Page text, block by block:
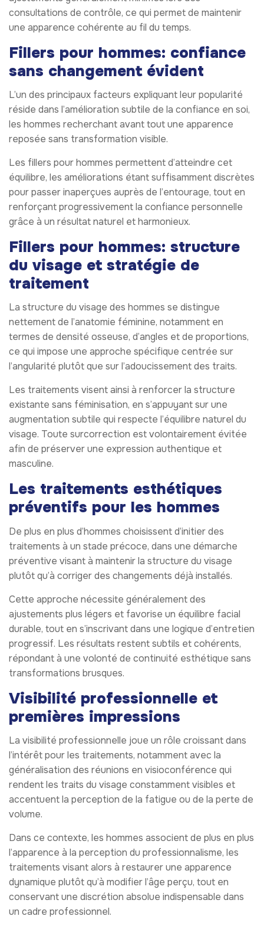
consultations de contrôle, ce qui permet de maintenir
une apparence cohérente au fil du temps.
Fillers pour hommes: confiance
sans changement évident
L’un des principaux facteurs expliquant leur popularité
réside dans l’amélioration subtile de la confiance en soi,
les hommes recherchant avant tout une apparence
reposée sans transformation visible.
Les fillers pour hommes permettent d’atteindre cet
équilibre, les améliorations étant suffisamment discrètes
pour passer inaperçues auprès de l’entourage, tout en
renforçant progressivement la confiance personnelle
grâce à un résultat naturel et harmonieux.
Fillers pour hommes: structure
du visage et stratégie de
traitement
La structure du visage des hommes se distingue
nettement de l’anatomie féminine, notamment en
termes de densité osseuse, d’angles et de proportions,
ce qui impose une approche spécifique centrée sur
l’angularité plutôt que sur l’adoucissement des traits.
Les traitements visent ainsi à renforcer la structure
existante sans féminisation, en s’appuyant sur une
augmentation subtile qui respecte l’équilibre naturel du
visage. Toute surcorrection est volontairement évitée
afin de préserver une expression authentique et
masculine.
Les traitements esthétiques
préventifs pour les hommes
De plus en plus d’hommes choisissent d’initier des
traitements à un stade précoce, dans une démarche
préventive visant à maintenir la structure du visage
plutôt qu’à corriger des changements déjà installés.
Cette approche nécessite généralement des
ajustements plus légers et favorise un équilibre facial
durable, tout en s’inscrivant dans une logique d’entretien
progressif. Les résultats restent subtils et cohérents,
répondant à une volonté de continuité esthétique sans
transformations brusques.
Visibilité professionnelle et
premières impressions
La visibilité professionnelle joue un rôle croissant dans
l’intérêt pour les traitements, notamment avec la
généralisation des réunions en visioconférence qui
rendent les traits du visage constamment visibles et
accentuent la perception de la fatigue ou de la perte de
volume.
Dans ce contexte, les hommes associent de plus en plus
l’apparence à la perception du professionnalisme, les
traitements visant alors à restaurer une apparence
dynamique plutôt qu’à modifier l’âge perçu, tout en
conservant une discrétion absolue indispensable dans
un cadre professionnel.